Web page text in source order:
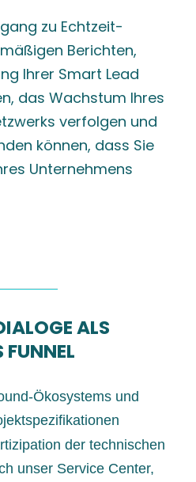
zu Echtzeit-
Berichten,
Ihrer Smart Lead
das Wachstum Ihres
verfolgen und
können, dass Sie
Unternehmens
ALS
FUNNEL
Ökosystems und
der technischen
unser Service Center,